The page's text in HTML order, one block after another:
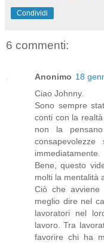
Condividi
6 commenti:
Anonimo 18
Ciao Johnny.
Sono sempre
conti con la
non la
immediatamente.
Bene, questo
molti la mentalità
Ciò che
meglio dire nel
lavoratori nel
lavoro. Tra
favorire chi ha